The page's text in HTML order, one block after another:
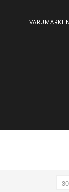
VARUMÄRKEN